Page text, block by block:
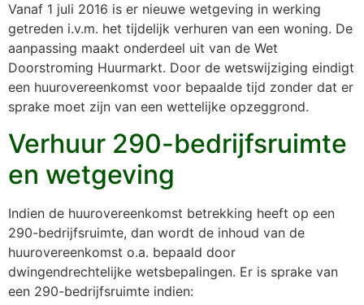
Vanaf 1 juli 2016 is er nieuwe wetgeving in werking
getreden i.v.m. het tijdelijk verhuren van een woning. De
aanpassing maakt onderdeel uit van de Wet
Doorstroming Huurmarkt. Door de wetswijziging eindigt
een huurovereenkomst voor bepaalde tijd zonder dat er
sprake moet zijn van een wettelijke opzeggrond.
Verhuur 290-bedrijfsruimte
en wetgeving
Indien de huurovereenkomst betrekking heeft op een
290-bedrijfsruimte, dan wordt de inhoud van de
huurovereenkomst o.a. bepaald door
dwingendrechtelijke wetsbepalingen. Er is sprake van
een 290-bedrijfsruimte indien: